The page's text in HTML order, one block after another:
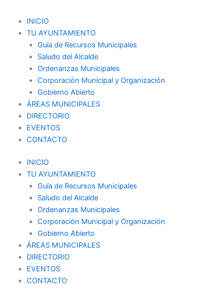
contenido
INICIO
TU AYUNTAMIENTO
Guía de Recursos Municipales
Saludo del Alcalde
Ordenanzas Municipales
Corporación Municipal y Organización
Gobierno Abierto
ÁREAS MUNICIPALES
DIRECTORIO
EVENTOS
CONTACTO
Menu
INICIO
TU AYUNTAMIENTO
Guía de Recursos Municipales
Saludo del Alcalde
Ordenanzas Municipales
Corporación Municipal y Organización
Gobierno Abierto
ÁREAS MUNICIPALES
DIRECTORIO
EVENTOS
CONTACTO